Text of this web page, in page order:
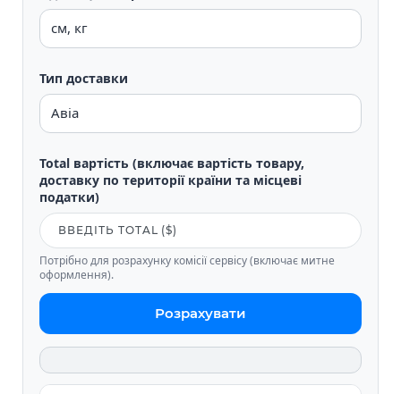
Тип доставки
Total вартість (включає вартість товару,
доставку по території країни та місцеві
податки)
Потрібно для розрахунку комісії сервісу (включає митне
оформлення).
Розрахувати